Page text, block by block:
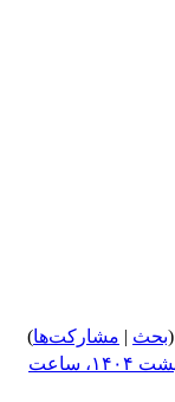
(بحث | مشارکت‌ها)
‏۳۰ اردیبهشت ۱۴۰۴، ساعت